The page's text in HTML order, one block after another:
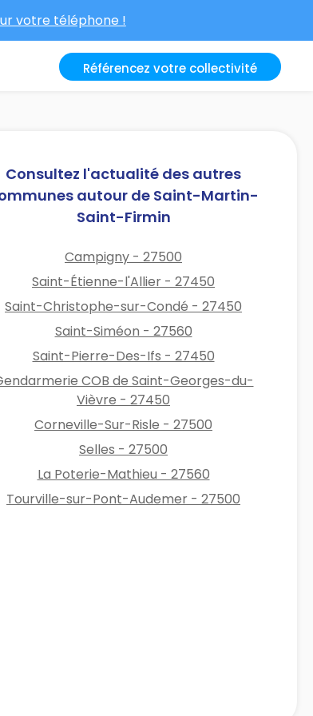
votre téléphone !
Référencez votre collectivité
Consultez l'actualité des autres
autour de Saint-Martin-
Saint-Firmin
Campigny - 27500
Saint-Étienne-l'Allier - 27450
Saint-Christophe-sur-Condé - 27450
Saint-Siméon - 27560
Saint-Pierre-Des-Ifs - 27450
COB de Saint-Georges-du-
Vièvre - 27450
Corneville-Sur-Risle - 27500
Selles - 27500
La Poterie-Mathieu - 27560
Tourville-sur-Pont-Audemer - 27500